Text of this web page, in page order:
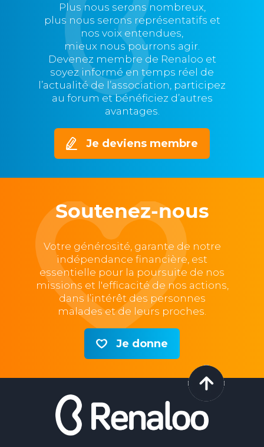
Plus nous serons nombreux,
plus nous serons représentatifs et
nos voix entendues,
mieux nous pourrons agir.
Devenez membre de Renaloo et
soyez informé en temps réel de
l’actualité de l’association, participez
au forum et bénéficiez d’autres
avantages.
Je deviens membre
Soutenez-nous
Votre générosité, garante de notre
indépendance financière, est
essentielle pour la poursuite de nos
missions et l'efficacité de nos actions,
dans l’intérêt des personnes
malades et de leurs proches.
Je donne